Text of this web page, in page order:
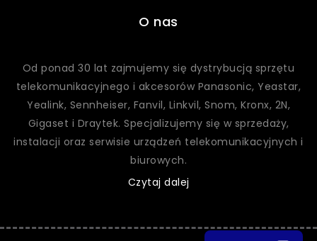
O nas
Od ponad 30 lat zajmujemy się dystrybucją sprzętu
telekomunikacyjnego i akcesorów Panasonic, Yeastar,
Yealink, Sennheiser, Fanvil, Linkvil, Snom, Kronx, 2N,
Gigaset i Draytek. Specjalizujemy się w sprzedaży,
instalacji oraz serwisie urządzeń telekomunikacyjnych i
biurowych.
Czytaj dalej